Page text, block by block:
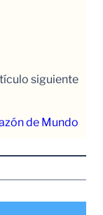
siguiente
de Mundo